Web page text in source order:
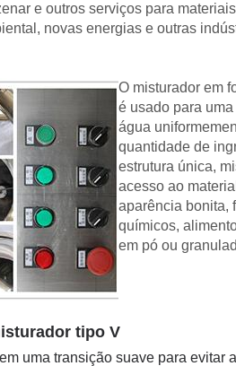
e outros serviços para
novas energias e outras
O misturador em
é usado para
água
quantidade de
estrutura única,
acesso ao
aparência bonita,
químicos,
em pó ou
tipo V
uma transição suave para evitar